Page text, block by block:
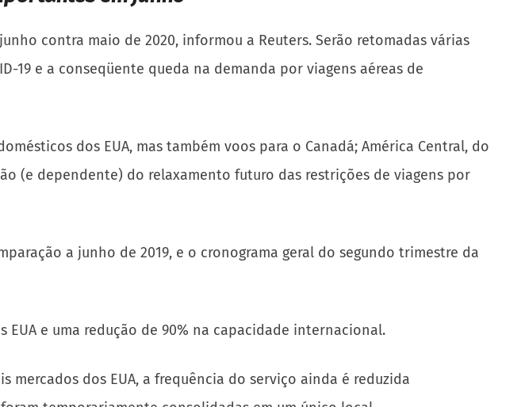
contra maio de 2020, informou a Reuters. Serão retomadas várias
19 e a conseqüente queda na demanda por viagens aéreas de
dos EUA, mas também voos para o Canadá; América Central, do
(e dependente) do relaxamento futuro das restrições de viagens por
a junho de 2019, e o cronograma geral do segundo trimestre da
e uma redução de 90% na capacidade internacional.
dos EUA, a frequência do serviço ainda é reduzida